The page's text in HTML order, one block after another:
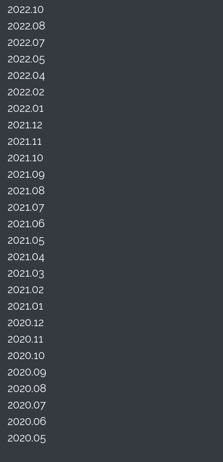
2022.10
2022.08
2022.07
2022.05
2022.04
2022.02
2022.01
2021.12
2021.11
2021.10
2021.09
2021.08
2021.07
2021.06
2021.05
2021.04
2021.03
2021.02
2021.01
2020.12
2020.11
2020.10
2020.09
2020.08
2020.07
2020.06
2020.05